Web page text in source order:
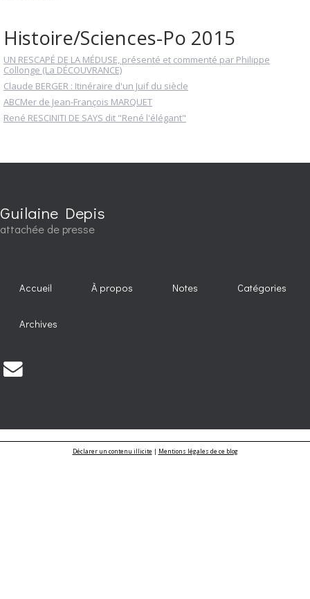
Histoire/Sciences-Po 2015
UN RESCAPÉ DE LA MÉDUSE, présenté et commenté par Philippe
Collonge (La DÉCOUVRANCE)
Claude BERGER : Itinéraire d'un Juif du siècle
ABCMer de Jean-François MARQUET
René RESCINITI DE SAYS dit "René l'élégant"
Guilaine Depis
attachée de presse
Accueil À propos Notes Catégories
Archives
Déclarer un contenu illicite| Mentions légales de ce blog